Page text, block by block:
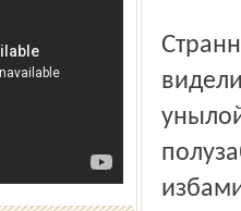
Странно, ведь по дороге от Нового Некоуза до села не